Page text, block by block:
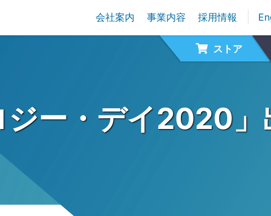
会社案内 事業内容 採用情報
ストア
ジー・デイ2020」